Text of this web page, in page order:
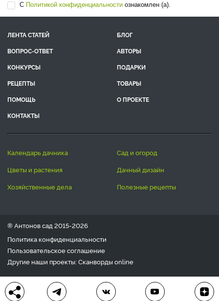
С Политикой конфиденциальности ознакомлен (а).
ЛЕНТА СТАТЕЙ
БЛОГ
ВОПРОС-ОТВЕТ
АВТОРЫ
КОНКУРСЫ
ПОДАРКИ
РЕЦЕПТЫ
ТОВАРЫ
ПОМОЩЬ
О ПРОЕКТЕ
КОНТАКТЫ
календарь дачника
сад и огород
цветы и растения
дачный дизайн
хозяйственные дела
полезные рецепты
® Антонов сад 2015-2026
Политика конфиденциальности
Пользовательское соглашение
Другие наши проекты: Сканвордыonline
Любое использование материала допускается только с
письменного согласия редакции